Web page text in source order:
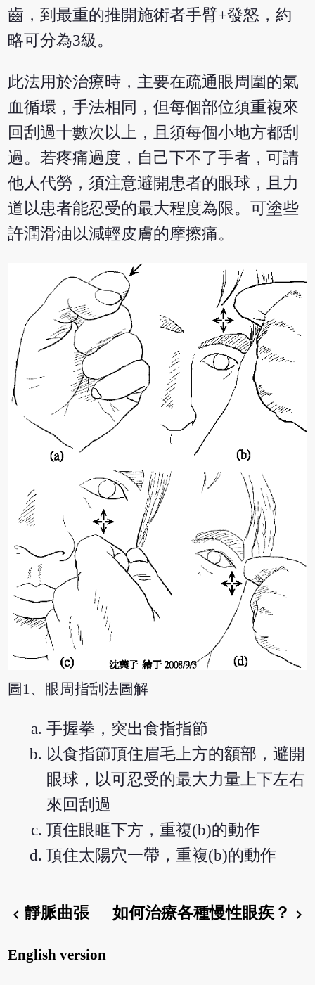
齒，到最重的推開施術者手臂+發怒，約
略可分為3級。
此法用於治療時，主要在疏通眼周圍的氣
血循環，手法相同，但每個部位須重複來
回刮過十數次以上，且須每個小地方都刮
過。若疼痛過度，自己下不了手者，可請
他人代勞，須注意避開患者的眼球，且力
道以患者能忍受的最大程度為限。可塗些
許潤滑油以減輕皮膚的摩擦痛。
圖1、眼周指刮法圖解
手握拳，突出食指指節
以食指節頂住眉毛上方的額部，避開
眼球，以可忍受的最大力量上下左右
來回刮過
頂住眼眶下方，重複(b)的動作
頂住太陽穴一帶，重複(b)的動作
chevron_left靜脈曲張 如何治療各種慢性眼疾？ chevron_right
English version